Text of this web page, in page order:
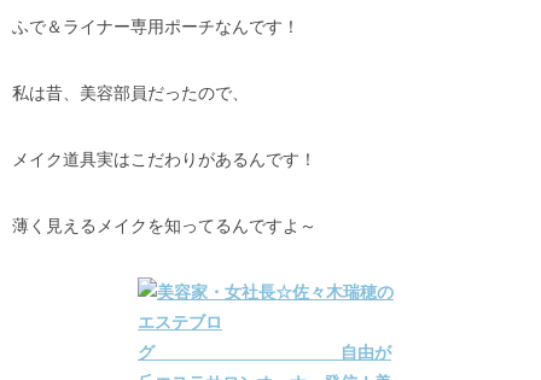
ふで＆ライナー専用ポーチなんです！
私は昔、美容部員だったので、
メイク道具実はこだわりがあるんです！
薄く見えるメイクを知ってるんですよ～